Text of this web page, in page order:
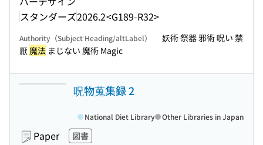
スタンダーズ2026.2<G189-R32>
Authority（Subject Heading/altLabel）
妖術 祭器 邪術 呪い 禁
厭 魔法 まじない 魔術 Magic
呪物蒐集録 2
Paper 図書
National Diet Library Other Libraries in Japan